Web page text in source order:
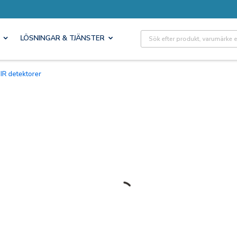
LÖSNINGAR & TJÄNSTER Site Search
IR detektorer